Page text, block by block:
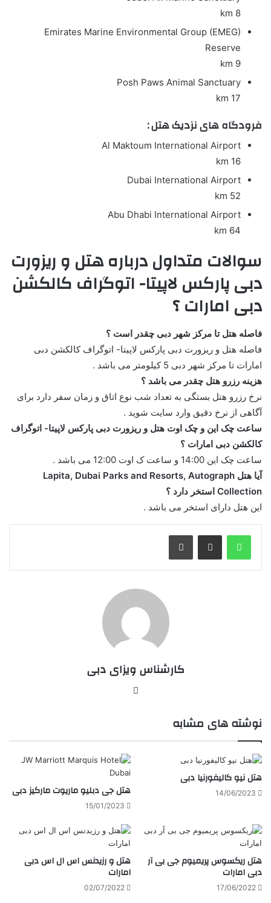
8 km
Emirates Marine Environmental Group (EMEG)
Reserve
9 km
Posh Paws Animal Sanctuary
17 km
فرودگاه های نزدیک هتل :
Al Maktoum International Airport
16 km
Dubai International Airport
52 km
Abu Dhabi International Airport
64 km
سوالات متداول درباره هتل و ریزورت
دبی پارکس لاپیتا- اتوگراف کالکشن
دبی امارات ؟
فاصله هتل تا مرکز شهر دبی چقدر است ؟
فاصله هتل و ریزورت دبی پارکس لاپیتا- اتوگراف کالکشن دبی
امارات تا مرکز شهر دبی 5 کیلومتر می باشد .
هزینه رزرو هتل چقدر می باشد ؟
نرخ رزرو هتل بستگی به تعداد شب نوع اتاق و زمان سفر دارد برای
آگاهی از نرخ دقیق وارد سایت شوید .
ساعت چک این و چک اوت هتل و ریزورت دبی پارکس لاپیتا- اتوگراف
کالکشن دبی امارات ؟
ساعت چک این 14:00 و ساعت ک اوت 12:00 می باشد .
آیا هتل Lapita, Dubai Parks and Resorts, Autograph
Collection استخر دارد ؟
این هتل دارای استخر می باشد .
واتس آپ اشتراک گذاری از طریق ایمیل چاپ
کارشناس ویزای دبی
نوشته های مشابه
هتل نیو کالیفورنیا دبی
14/06/2023 هتل جی دبلیو ماریوت مارکیز دبی
15/01/2023
هتل ریکسوس پریمیوم جی بی آر
دبی امارات
17/06/2022
هتل و رزیدنس اس ال اس دبی
امارات
02/07/2022